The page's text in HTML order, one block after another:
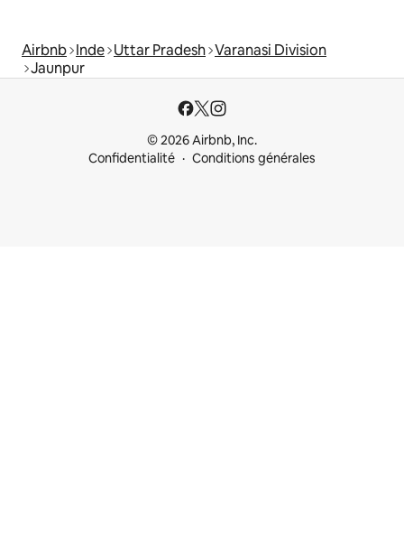
Airbnb Inde Uttar Pradesh Varanasi Division
Jaunpur
© 2026 Airbnb, Inc.
Confidentialité
Conditions générales